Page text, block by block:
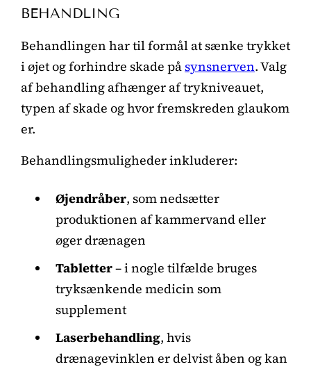
BEHANDLING
Behandlingen har til formål at sænke trykket
i øjet og forhindre skade påsynsnerven. Valg
af behandling afhænger af trykniveauet,
typen af skade og hvor fremskreden glaukom
er.
Behandlingsmuligheder inkluderer:
Øjendråber, som nedsætter
produktionen af kammervand eller
øger drænagen
Tabletter– i nogle tilfælde bruges
tryksænkende medicin som
supplement
Laserbehandling, hvis
drænagevinklen er delvist åben og kan